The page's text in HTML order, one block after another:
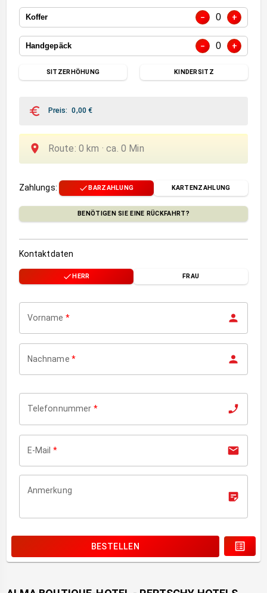
Koffer − 0 +
Handgepäck − 0 +
SITZERHÖHUNG KINDERSITZ
Preis: 0,00€
Route: 0 km ·ca. 0 Min
Zahlungs: BARZAHLUNG KARTENZAHLUNG
BENÖTIGEN SIE EINE RÜCKFAHRT?
Kontaktdaten
HERR FRAU
Vorname *
Nachname *
Telefonnummer *
E-Mail *
Anmerkung
BESTELLEN